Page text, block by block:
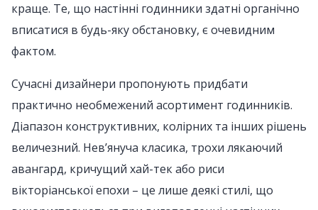
краще. Те, що настінні годинники здатні органічно
вписатися в будь-яку обстановку, є очевидним
фактом.
Сучасні дизайнери пропонують придбати
практично необмежений асортимент годинників.
Діапазон конструктивних, колірних та інших рішень
величезний. Нев’януча класика, трохи лякаючий
авангард, кричущий хай-тек або риси
вікторіанської епохи – це лише деякі стилі, що